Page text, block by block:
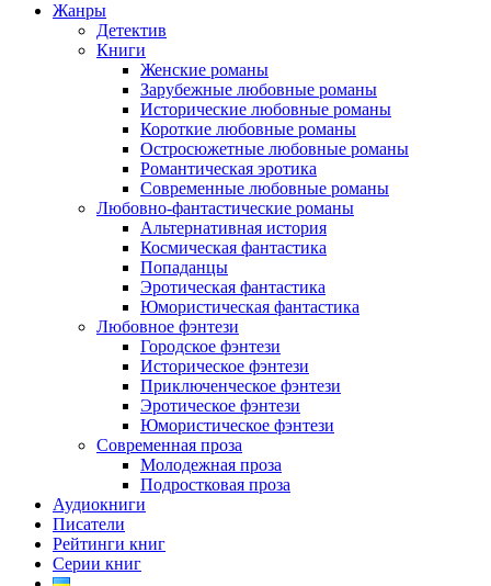
Жанры
Детектив
Книги
Женские романы
Зарубежные любовные романы
Исторические любовные романы
Короткие любовные романы
Остросюжетные любовные романы
Романтическая эротика
Современные любовные романы
Любовно-фантастические романы
Альтернативная история
Космическая фантастика
Попаданцы
Эротическая фантастика
Юмористическая фантастика
Любовное фэнтези
Городское фэнтези
Историческое фэнтези
Приключенческое фэнтези
Эротическое фэнтези
Юмористическое фэнтези
Современная проза
Молодежная проза
Подростковая проза
Аудиокниги
Писатели
Рейтинги книг
Серии книг